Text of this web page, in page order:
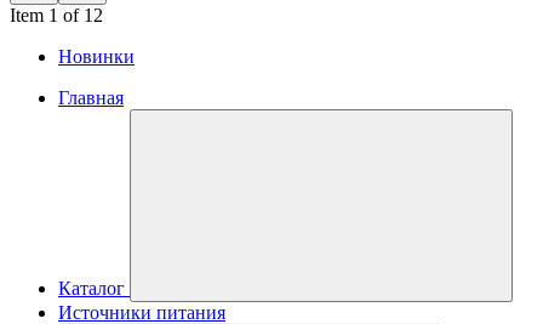
Item 1 of 12
Новинки
Главная
Каталог
Источники питания